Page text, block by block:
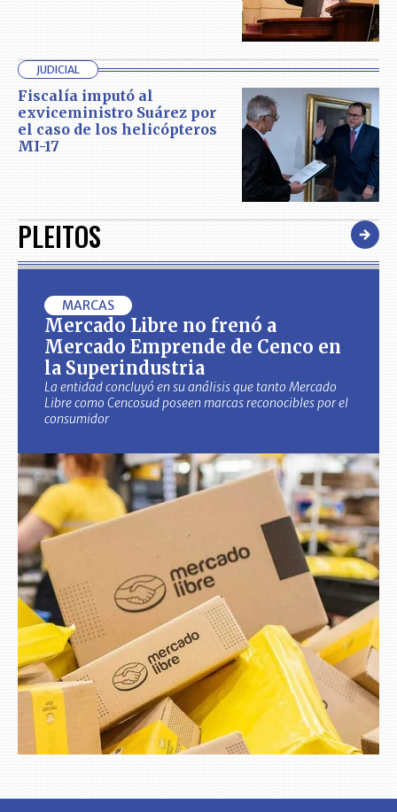
JUDICIAL
Fiscalía imputó al
exviceministro Suárez por
el caso de los helicópteros
MI-17
PLEITOS
MARCAS
Mercado Libre no frenó a
Mercado Emprende de Cenco en
la Superindustria
La entidad concluyó en su análisis que tanto Mercado
Libre como Cencosud poseen marcas reconocibles por el
consumidor